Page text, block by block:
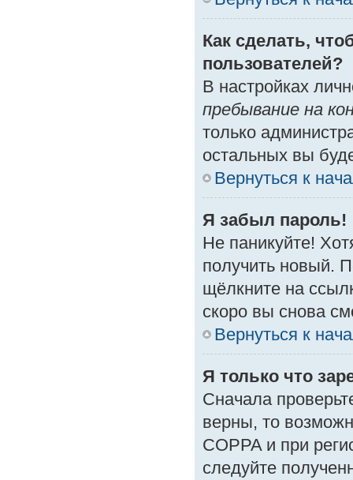
Как сделать,
пользователей?
В настройках
пребывание на
только
остальных вы
Вернуться к
Я забыл пароль!
Не паникуйте!
получить новый.
щёлкните на
скоро вы снова
Вернуться к
Я только что
Сначала
верны, то
COPPA и при
следуйте